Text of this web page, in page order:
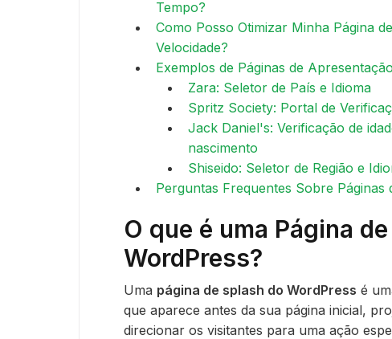
Tempo?
Como Posso Otimizar Minha Página
Velocidade?
Exemplos de Páginas de
Zara: Seletor de País e Idioma
Spritz Society: Portal de
Jack Daniel's: Verificação de
nascimento
Shiseido: Seletor de Região e
Perguntas Frequentes Sobre Páginas
O que é uma Página
WordPress?
Uma página de splash do WordPress é
que aparece antes da sua página inicial,
direcionar os visitantes para uma ação